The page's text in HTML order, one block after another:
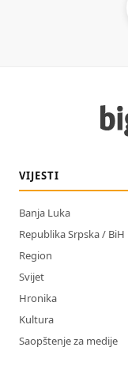
VIJESTI
Banja Luka
Republika Srpska / BiH
Region
Svijet
Hronika
Kultura
Saopštenje za medije